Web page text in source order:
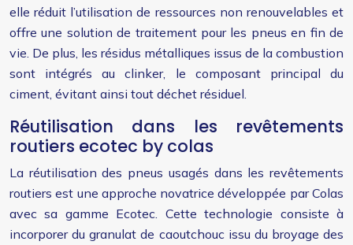
elle réduit l’utilisation de ressources non renouvelables et
offre une solution de traitement pour les pneus en fin de
vie. De plus, les résidus métalliques issus de la combustion
sont intégrés au clinker, le composant principal du
ciment, évitant ainsi tout déchet résiduel.
Réutilisation dans les revêtements
routiers ecotec by colas
La réutilisation des pneus usagés dans les revêtements
routiers est une approche novatrice développée par Colas
avec sa gamme Ecotec. Cette technologie consiste à
incorporer du granulat de caoutchouc issu du broyage des